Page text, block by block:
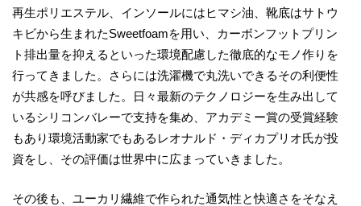
再生ポリエステル、インソールにはヒマシ油、靴底はサトウ
キビから生まれたSweetfoamを用い、カーボンフットプリン
ト排出量を抑えるといった環境配慮した徹底的なモノ作りを
行ってきました。さらには洗濯機で丸洗いできるその利便性
が共感を呼びました。日々最新のテクノロジーを生み出して
いるシリコンバレーで支持を集め、アカデミー賞の受賞経験
もあり環境活動家でもあるレオナルド・ディカプリオ氏が投
資をし、その評価は世界中に広まっていきました。
その後も、ユーカリ繊維で作られた通気性と快適さをそなえ